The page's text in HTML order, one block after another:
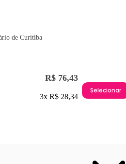
de Curitiba
R$ 76,43
3x R$ 28,34
Selecionar